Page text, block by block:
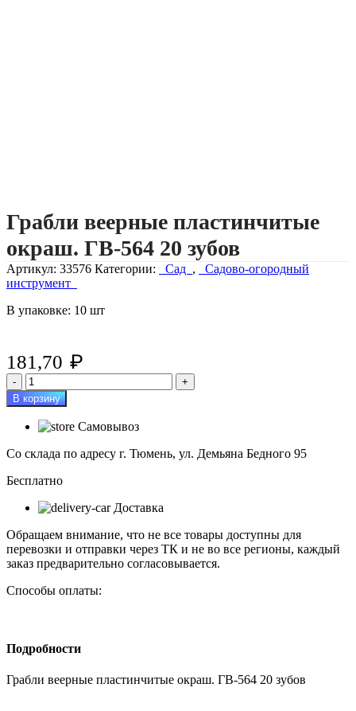
Грабли веерные пластинчитые
окраш. ГВ-564 20 зубов
Артикул: 33576 Категории: Сад ,
Садово-огородный
инструмент
В упаковке: 10 шт
181,70 ₽
Количество
товара
Грабли
веерные
пластинчитые
окраш.
20
В корзину
Самовывоз
Со склада по адресу г. Тюмень, ул. Демьяна Бедного 95
Бесплатно
Доставка
Обращаем внимание, что не все товары доступны для
перевозки и отправки через ТК и не во все регионы, каждый
заказ предварительно согласовывается.
Способы оплаты:
Подробности
Грабли веерные пластинчитые окраш. ГВ-564 20 зубов